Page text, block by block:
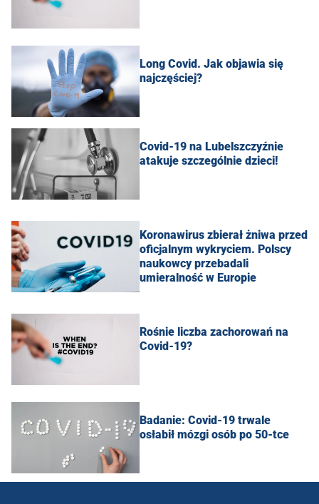
Long Covid. Jak objawia się
najczęściej?
Covid-19 na Lubelszczyźnie
atakuje szczególnie dzieci!
Koronawirus zbierał żniwa przed
oficjalnym wykryciem. Polscy
naukowcy przebadali
umieralność w Europie
Rośnie liczba zachorowań na
Covid-19?
Badanie: Covid-19 trwale
osłabił mózgi osób po 50-tce